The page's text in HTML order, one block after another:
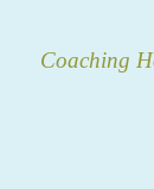
Coaching